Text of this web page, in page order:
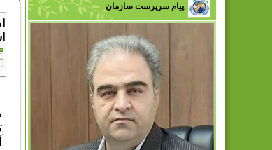
پیام سرپرست سازمان